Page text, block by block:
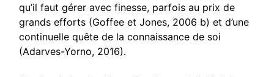
qu’il faut gérer avec finesse, parfois au prix de
grands efforts (Goffee et Jones, 2006 b) et d’une
continuelle quête de la connaissance de soi
(Adarves-Yorno, 2016).